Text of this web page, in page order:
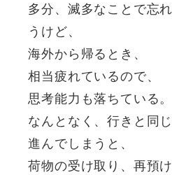
多分、滅多なことで忘
うけど、
海外から帰るとき、
相当疲れているので、
思考能力も落ちている。
なんとなく、行きと同じ
進んでしまうと、
荷物の受け取り、再預